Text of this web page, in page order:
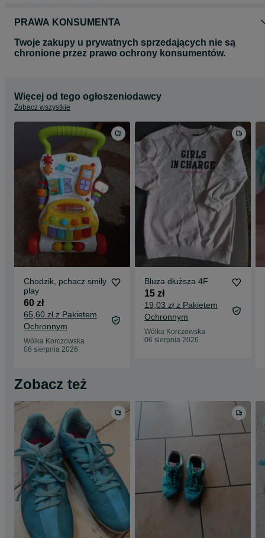
PRAWA KONSUMENTA
Twoje zakupy u prywatnych sprzedających nie są
chronione przez prawo ochrony konsumentów.
Więcej od tego ogłoszeniodawcy
Zobacz wszystkie
Chodzik, pchacz smily
play
60 zł
65,60 zł z Pakietem
Ochronnym
Wólka Korczowska
06 sierpnia 2026
Bluza dłuższa 4F
15 zł
19,03 zł z Pakietem
Ochronnym
Wólka Korczowska
06 sierpnia 2026
Zobacz też